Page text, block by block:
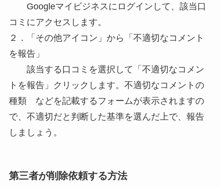
Googleマイビジネスにログインして、該当口
コミにアクセスします。
２．「その他アイコン」から「不適切なコメント
を報告」
該当する口コミを選択して「不適切なコメン
トを報告」クリックします。不適切なコメントの
種類 などを記載するフォームが表示されますの
で、不適切だと判断した基準を選んだ上で、報告
しましょう。
第三者が削除依頼する方法